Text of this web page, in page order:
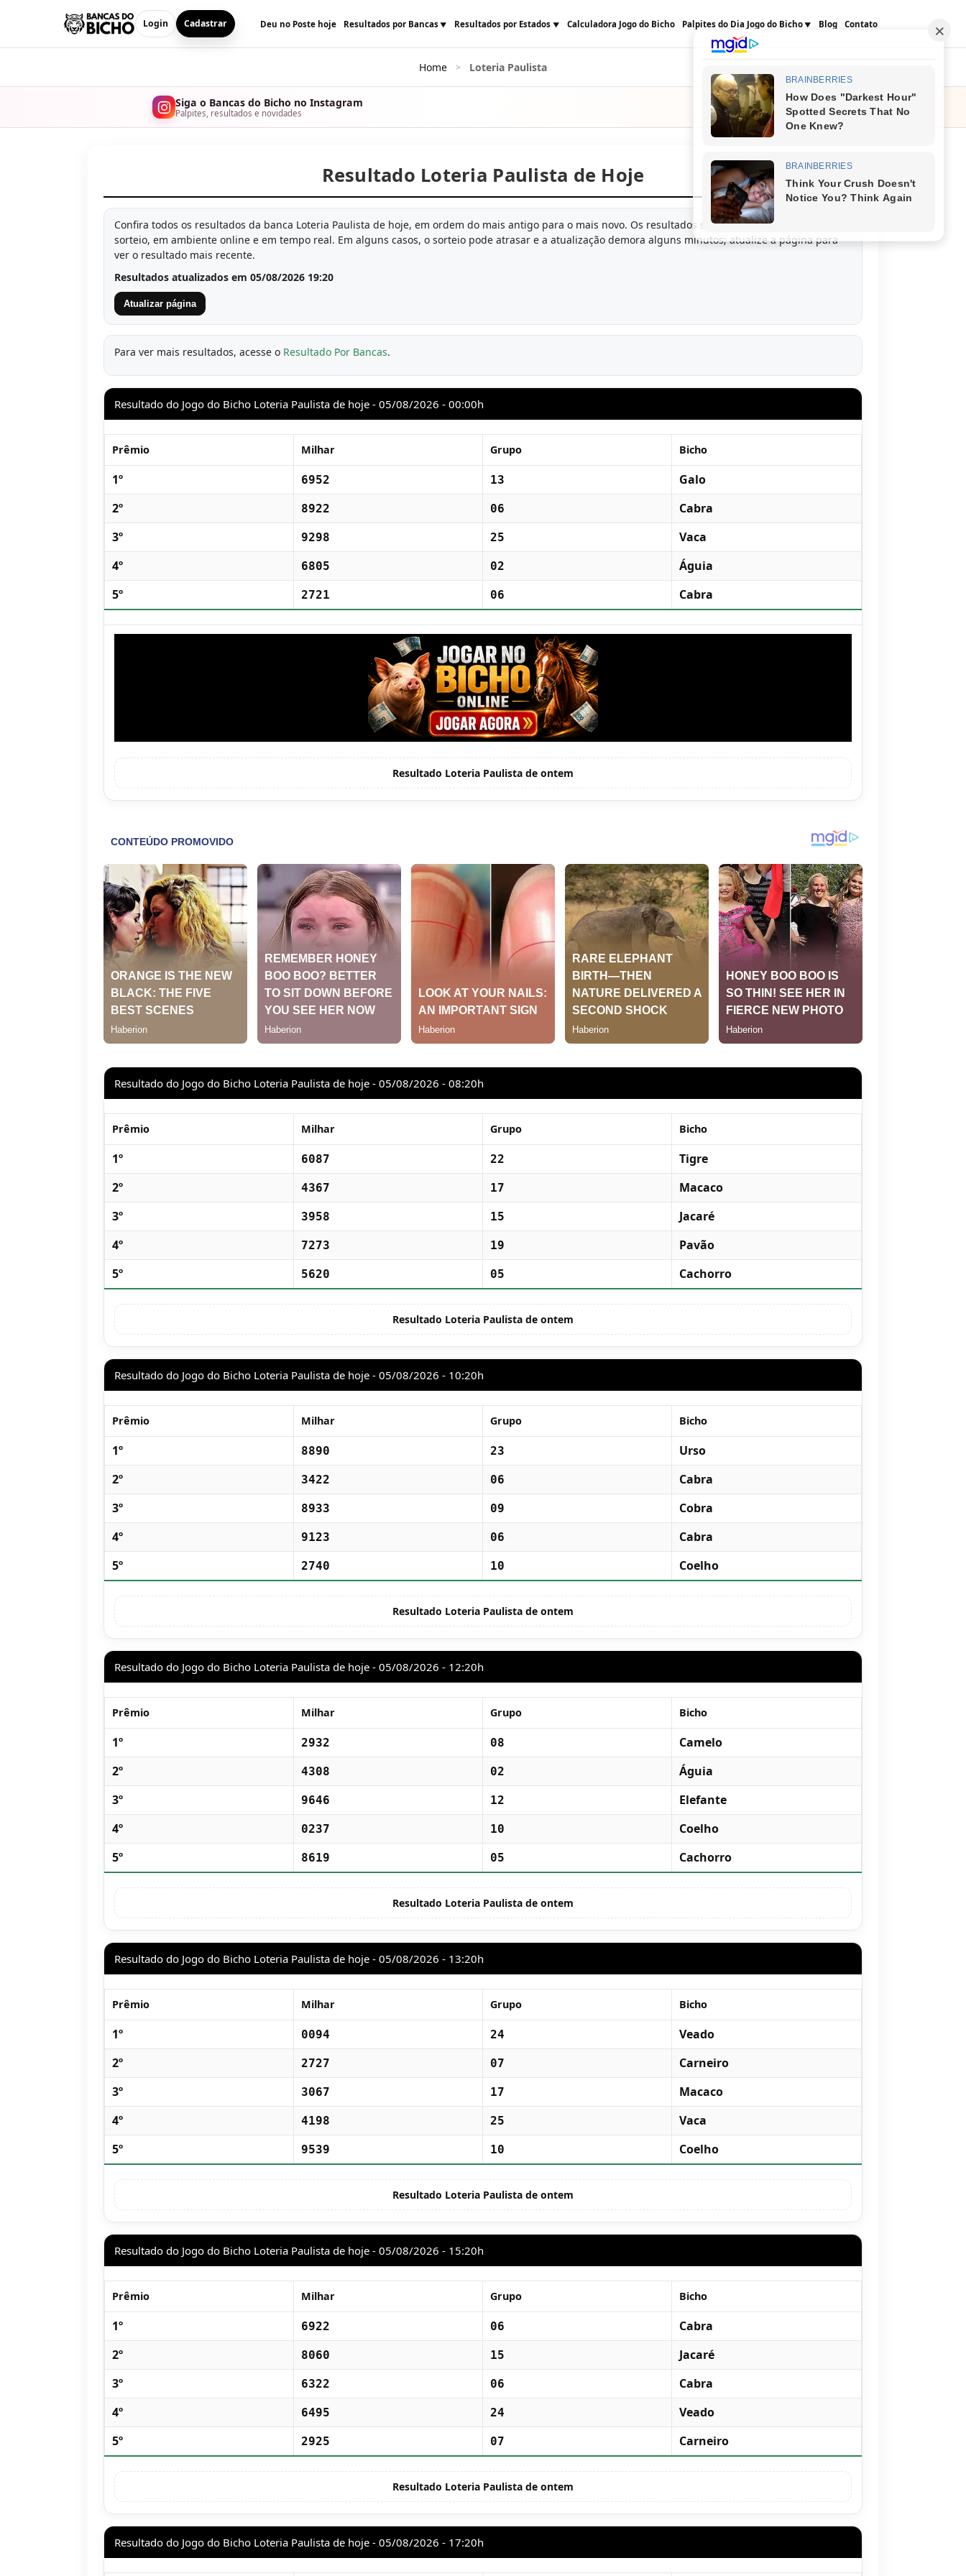
Login Cadastrar Deu no Poste hoje Resultados por Bancas Resultados por Estados Calculadora Jogo do Bicho Palpites do Dia Jogo do Bicho Blog Contato
Home > Loteria Paulista
Siga o Bancas do Bicho no Instagram
Palpites, resultados e novidades Seguir
Resultado Loteria Paulista de Hoje
Confira todos os resultados da banca Loteria Paulista de hoje, em ordem do mais antigo para o mais novo. Os resultados são publicados logo após cada
sorteio, em ambiente online e em tempo real. Em alguns casos, o sorteio pode atrasar e a atualização demora alguns minutos; atualize a página para
ver o resultado mais recente.
Resultados atualizados em 05/08/2026 19:20
Atualizar página
Para ver mais resultados, acesse o Resultado Por Bancas.
Resultado do Jogo do Bicho Loteria Paulista de hoje - 05/08/2026 - 00:00h
Prêmio Milhar Grupo Bicho
1º 6952 13
Galo
2º
8922 06
Cabra
3º
9298 25
Vaca
4º
6805 02
Águia
5º
2721 06 Cabra
Resultado Loteria Paulista de ontem
Resultado do Jogo do Bicho Loteria Paulista de hoje - 05/08/2026 - 08:20h
Prêmio Milhar Grupo Bicho
1º 6087 22
Tigre
2º
4367 17
Macaco
3º
3958 15
Jacaré
4º
7273 19
Pavão
5º
5620 05 Cachorro
Resultado Loteria Paulista de ontem
Resultado do Jogo do Bicho Loteria Paulista de hoje - 05/08/2026 - 10:20h
Prêmio Milhar Grupo Bicho
1º 8890 23
Urso
2º
3422 06
Cabra
3º
8933 09
Cobra
4º
9123 06
Cabra
5º
2740 10 Coelho
Resultado Loteria Paulista de ontem
Resultado do Jogo do Bicho Loteria Paulista de hoje - 05/08/2026 - 12:20h
Prêmio Milhar Grupo Bicho
1º 2932 08
Camelo
2º
4308 02
Águia
3º
9646 12
Elefante
4º
0237 10
Coelho
5º
8619 05 Cachorro
Resultado Loteria Paulista de ontem
Resultado do Jogo do Bicho Loteria Paulista de hoje - 05/08/2026 - 13:20h
Prêmio Milhar Grupo Bicho
1º 0094 24
Veado
2º
2727 07
Carneiro
3º
3067 17
Macaco
4º
4198 25
Vaca
5º
9539 10 Coelho
Resultado Loteria Paulista de ontem
Resultado do Jogo do Bicho Loteria Paulista de hoje - 05/08/2026 - 15:20h
Prêmio Milhar Grupo Bicho
1º 6922 06
Cabra
2º
8060 15
Jacaré
3º
6322 06
Cabra
4º
6495 24
Veado
5º
2925 07 Carneiro
Resultado Loteria Paulista de ontem
Resultado do Jogo do Bicho Loteria Paulista de hoje - 05/08/2026 - 17:20h